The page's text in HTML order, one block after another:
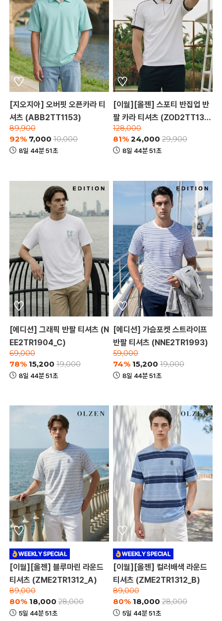
[지오지아] 오버핏 오픈카라 티
셔츠 (ABB2TT1153)
89,900
92% 7,000 10,000
8일 44분 51초
[이월][올젠] 스포티 반집업 반
팔 카라 티셔츠 (ZOD2TT131
0)
128,000
81% 24,000 29,900
8일 44분 51초
[에디션] 그래픽 반팔 티셔츠 (N
EE2TR1904_C)
69,000
78% 15,200 19,000
8일 44분 51초
[에디션] 가슴포켓 스트라이프
반팔 티셔츠 (NNE2TR1993)
59,000
74% 15,200 19,000
8일 44분 51초
[이월][올젠] 블루마린 라운드
티셔츠 (ZME2TR1312_A)
89,000
80% 18,000 28,000
5일 44분 51초
[이월][올젠] 컬러배색 라운드
티셔츠 (ZME2TR1312_B)
89,000
80% 18,000 28,000
5일 44분 51초